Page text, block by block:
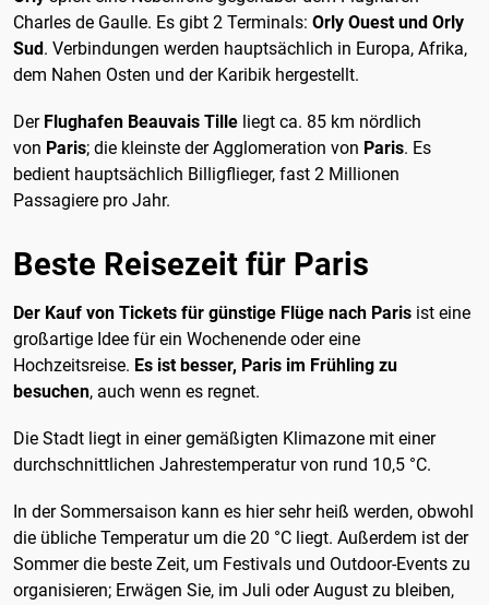
Charles de Gaulle. Es gibt 2 Terminals: Orly Ouest und Orly
Sud. Verbindungen werden hauptsächlich in Europa, Afrika,
dem Nahen Osten und der Karibik hergestellt.
Der Flughafen Beauvais Tille liegt ca. 85 km nördlich
von Paris; die kleinste der Agglomeration von Paris. Es
bedient hauptsächlich Billigflieger, fast 2 Millionen
Passagiere pro Jahr.
Beste Reisezeit für Paris
Der Kauf von Tickets für günstige Flüge nach Paris ist eine
großartige Idee für ein Wochenende oder eine
Hochzeitsreise. Es ist besser, Paris im Frühling zu
besuchen, auch wenn es regnet.
Die Stadt liegt in einer gemäßigten Klimazone mit einer
durchschnittlichen Jahrestemperatur von rund 10,5 °C.
In der Sommersaison kann es hier sehr heiß werden, obwohl
die übliche Temperatur um die 20 °C liegt. Außerdem ist der
Sommer die beste Zeit, um Festivals und Outdoor-Events zu
organisieren; Erwägen Sie, im Juli oder August zu bleiben,